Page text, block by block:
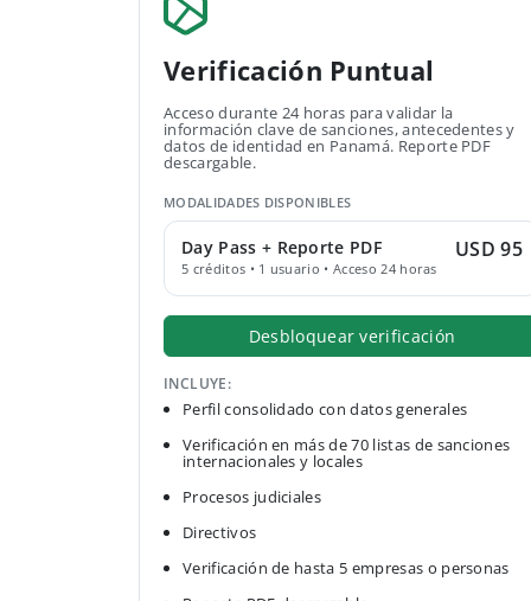
Verificación Puntual
Acceso durante 24 horas para validar la
información clave de sanciones, antecedentes y
datos de identidad en Panamá. Reporte PDF
descargable.
MODALIDADES DISPONIBLES
Day Pass + Reporte PDF
5 créditos • 1 usuario • Acceso 24 horas
USD 95
Desbloquear verificación
INCLUYE:
Perfil consolidado con datos generales
Verificación en más de 70 listas de sanciones
internacionales y locales
Procesos judiciales
Directivos
Verificación de hasta 5 empresas o personas